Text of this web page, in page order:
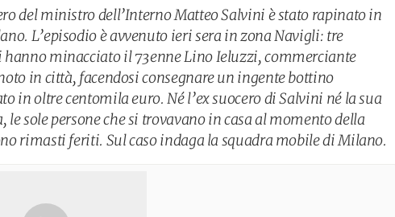
del ministro dell’Interno Matteo Salvini è stato rapinato in
L’episodio è avvenuto ieri sera in zona Navigli: tre
minacciato il 73enne Lino Ieluzzi, commerciante
in città, facendosi consegnare un ingente bottino
in oltre centomila euro. Né l’ex suocero di Salvini né la sua
le sole persone che si trovavano in casa al momento della
rimasti feriti. Sul caso indaga la squadra mobile di Milano.